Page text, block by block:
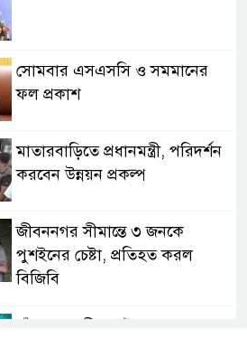
সোমবার এসএসসি ও সমমানের
ফল প্রকাশ
মাতারবাড়িতে প্রধানমন্ত্রী, পরিদর্শন
করবেন উন্নয়ন প্রকল্প
জীবননগর সীমান্তে ৩ জনকে
পুশইনের চেষ্টা, প্রতিহত করল
বিজিবি